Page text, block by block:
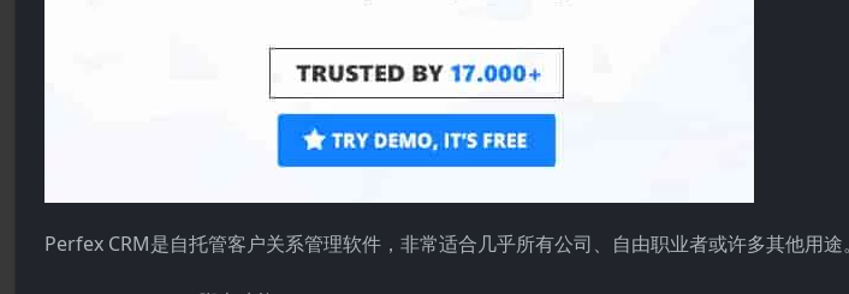
Perfex CRM是自托管客户关系管理软件，非常适合几乎所有公司、自由职业者或许多其他用途。